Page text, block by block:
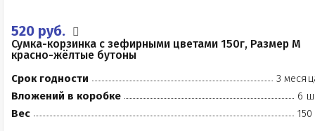
520 руб.
Сумка-корзинка с зефирными цветами 150г, Размер М
красно-жёлтые бутоны
Срок годности
3
Вложений в коробке
6
Вес
150